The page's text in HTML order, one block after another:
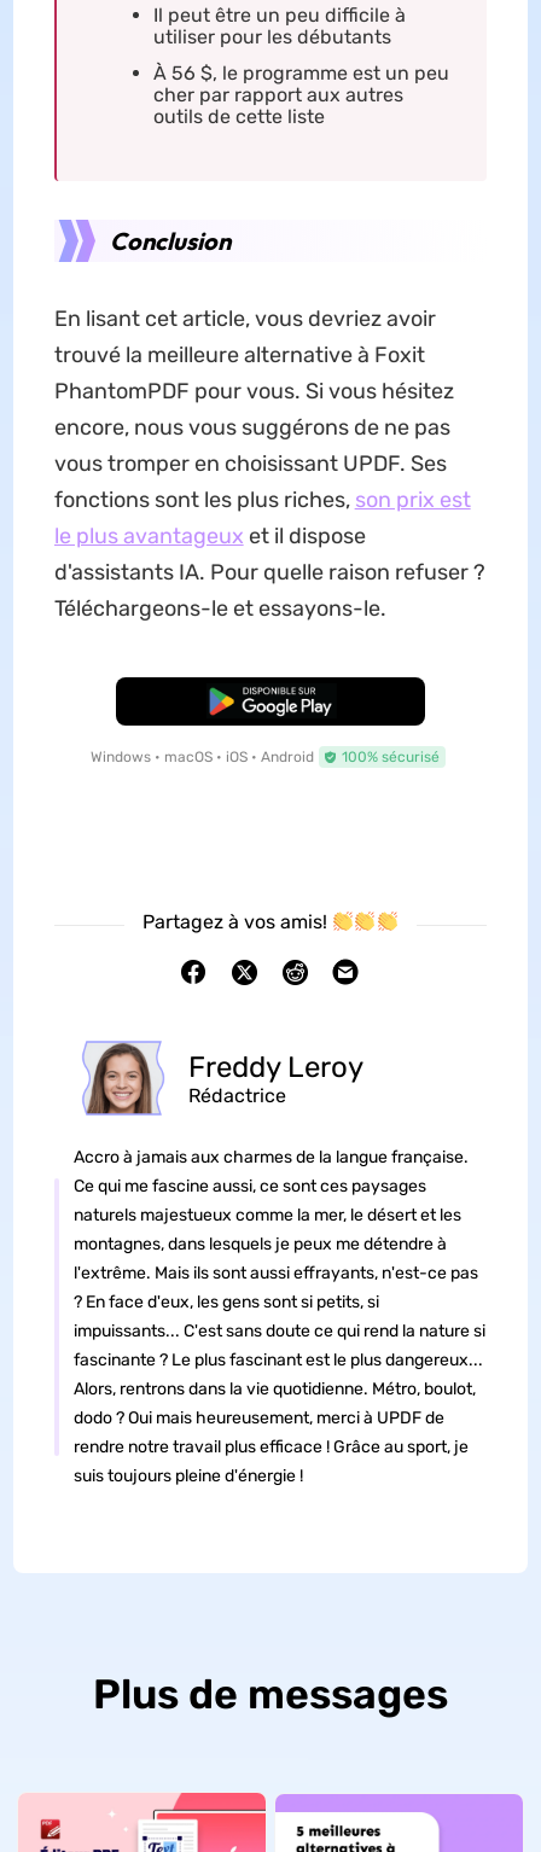
Il peut être un peu difficile à
utiliser pour les débutants
À 56 $, le programme est un peu
cher par rapport aux autres
outils de cette liste
Conclusion
En lisant cet article, vous devriez avoir
trouvé la meilleure alternative à Foxit
PhantomPDF pour vous. Si vous hésitez
encore, nous vous suggérons de ne pas
vous tromper en choisissant UPDF. Ses
fonctions sont les plus riches, son prix est
le plus avantageux et il dispose
d'assistants IA. Pour quelle raison refuser ?
Téléchargeons-le et essayons-le.
TÉLÉCHARGER
Windows • macOS • iOS • Android 100% sécurisé
Partagez à vos amis!
Freddy Leroy
Rédactrice
Accro à jamais aux charmes de la langue française.
Ce qui me fascine aussi, ce sont ces paysages
naturels majestueux comme la mer, le désert et les
montagnes, dans lesquels je peux me détendre à
l'extrême. Mais ils sont aussi effrayants, n'est-ce pas
? En face d'eux, les gens sont si petits, si
impuissants... C'est sans doute ce qui rend la nature si
fascinante ? Le plus fascinant est le plus dangereux...
Alors, rentrons dans la vie quotidienne. Métro, boulot,
dodo ? Oui mais heureusement, merci à UPDF de
rendre notre travail plus efficace ! Grâce au sport, je
suis toujours pleine d'énergie !
Plus de messages